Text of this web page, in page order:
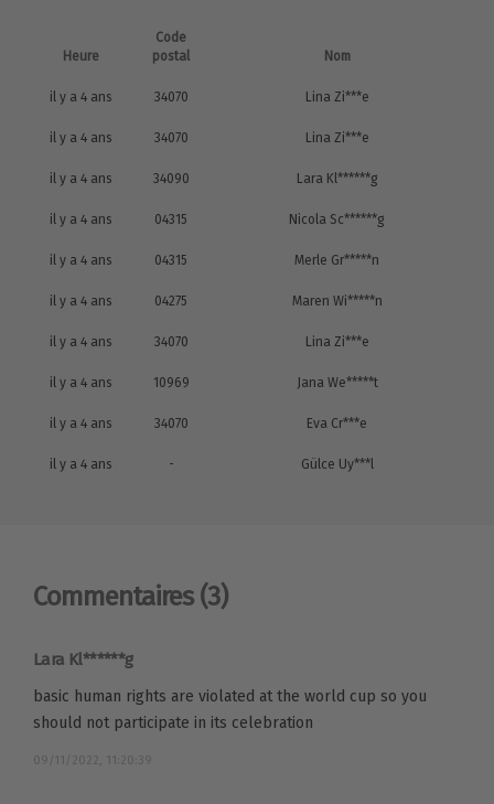
Heure
Code
postal
Nom
il y a 4 ans 34070 Lina Zi***e
il y a 4 ans 34070 Lina Zi***e
il y a 4 ans 34090 Lara Kl******g
il y a 4 ans 04315 Nicola Sc******g
il y a 4 ans 04315 Merle Gr*****n
il y a 4 ans 04275 Maren Wi*****n
il y a 4 ans 34070 Lina Zi***e
il y a 4 ans 10969 Jana We*****t
il y a 4 ans 34070 Eva Cr***e
il y a 4 ans - Gülce Uy***l
Commentaires (3)
Lara Kl******g
basic human rights are violated at the world cup so you
should not participate in its celebration
09/11/2022, 11:20:39